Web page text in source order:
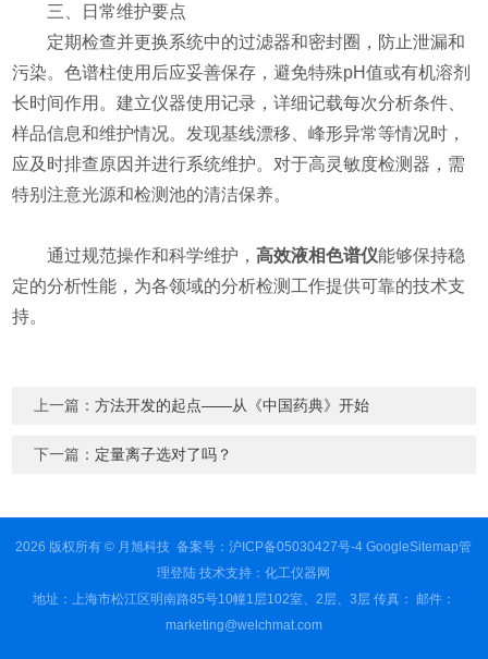
​​三、日常维护要点​​
定期检查并更换系统中的过滤器和密封圈，防止泄漏和
污染。色谱柱使用后应妥善保存，避免特殊pH值或有机溶剂
长时间作用。建立仪器使用记录，详细记载每次分析条件、
样品信息和维护情况。发现基线漂移、峰形异常等情况时，
应及时排查原因并进行系统维护。对于高灵敏度检测器，需
特别注意光源和检测池的清洁保养。
通过规范操作和科学维护，高效液相色谱仪能够保持稳
定的分析性能，为各领域的分析检测工作提供可靠的技术支
持。
上一篇：方法开发的起点——从《中国药典》开始
下一篇： 定量离子选对了吗？
2026 版权所有 © 月旭科技备案号：沪ICP备05030427号-4 GoogleSitemap管
理登陆 技术支持：化工仪器网
地址：上海市松江区明南路85号10幢1层102室、2层、3层 传真： 邮件：
marketing@welchmat.com